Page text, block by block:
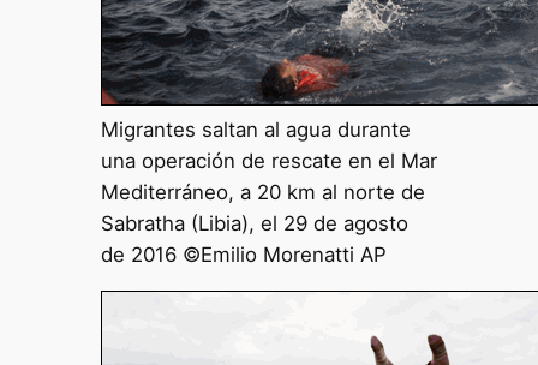
Migrantes saltan al agua durante
una operación de rescate en el Mar
Mediterráneo, a 20 km al norte de
Sabratha (Libia), el 29 de agosto
de 2016 ©Emilio Morenatti AP